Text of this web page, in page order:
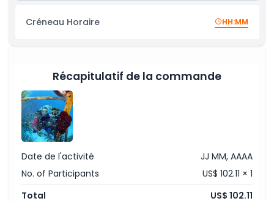
Code vestimentaire
Politique d'annulation
Excellent système audio
Créneau Horaire HH:MM
Récapitulatif de la commande
Date de l'activité
JJ MM, AAAA
No. of Participants
US$ 102.11 × 1
Total
US$ 102.11